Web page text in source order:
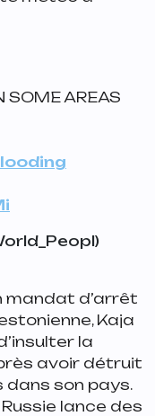
SOME AREAS
mandat d’arrêt
Kaja
la
avoir détruit
son pays.
lance des